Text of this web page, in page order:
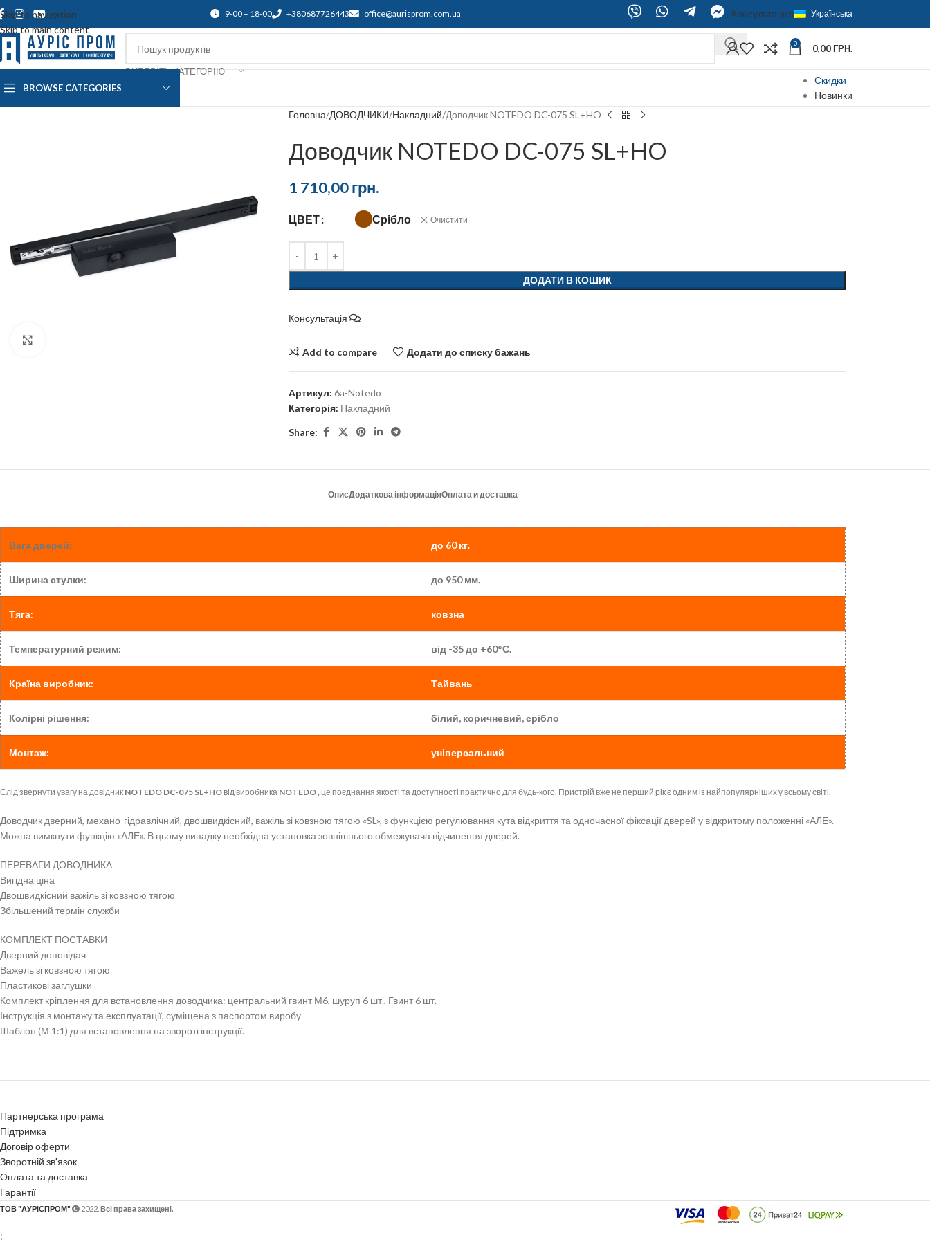
Skip to navigation
Skip to main content
9-00 – 18-00 +380687726443 office@aurisprom.com.ua Консультация Українська
ВИБЕРІТЬ КАТЕГОРІЮ
0 0,00ГРН.
BROWSE CATEGORIES
Скидки
Новинки
Головна ДОВОДЧИКИ Накладний Доводчик NOTEDO DC-075 SL+HO
Доводчик NOTEDO DC-075 SL+HO
1 710,00грн.
ЦВЕТ Срібло Очистити
ДОДАТИ В КОШИК
Консультація
Add to compare Додати до списку бажань
Артикул:6a-Notedo
Категорія: Накладний
Share:
ОписДодаткова інформаціяОплата и доставка
Вага дверей: до 60 кг.
Ширина стулки: до 950 мм.
Тяга: ковзна
Температурний режим: від -35 до +60°С.
Країна виробник: Тайвань
Колірні рішення: білий, коричневий, срібло
Монтаж: універсальний
Слід звернути увагу на довідник NOTEDO DC-075 SL+HOвід виробника NOTEDO, це поєднання якості та доступності практично для будь-кого. Пристрій вже не перший рік є одним із найпопулярніших у всьому світі.
Доводчик дверний, механо-гідравлічний, двошвидкісний, важіль зі ковзною тягою «SL», з функцією регулювання кута відкриття та одночасної фіксації дверей у відкритому положенні «АЛЕ».
Можна вимкнути функцію «АЛЕ». В цьому випадку необхідна установка зовнішнього обмежувача відчинення дверей.
ПЕРЕВАГИ ДОВОДНИКА
Вигідна ціна
Двошвидкісний важіль зі ковзною тягою
Збільшений термін служби
КОМПЛЕКТ ПОСТАВКИ
Дверний доповідач
Важель зі ковзною тягою
Пластикові заглушки
Комплект кріплення для встановлення доводчика: центральний гвинт М6, шуруп 6 шт., Гвинт 6 шт.
Інструкція з монтажу та експлуатації, суміщена з паспортом виробу
Шаблон (М 1:1) для встановлення на звороті інструкції.
Партнерська програма
Підтримка
Договір оферти
Зворотній зв'язок
Оплата та доставка
Гарантії
ТОВ "АУРІСПРОМ" 2022. Всі права захищені.
;